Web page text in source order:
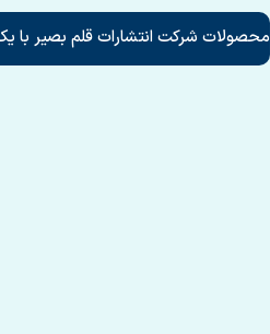
محصولات شرکت انتشارات قلم بصیر با